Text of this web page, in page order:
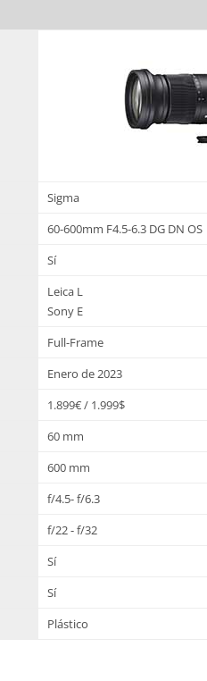
Sigma
60-600mm F4.5-6.3 DG DN
Sí
Leica L
Sony E
Full-Frame
Enero de 2023
1.899€ / 1.999$
60 mm
600 mm
f/4.5- f/6.3
f/22 - f/32
Sí
Sí
Plástico